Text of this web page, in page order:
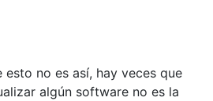
esto no es así, hay veces que
algún software no es la